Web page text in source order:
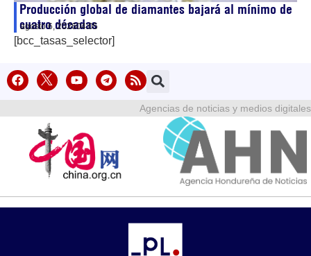
Producción global de diamantes bajará al mínimo de
cuatro décadas
agosto 6, 202604:05
[bcc_tasas_selector]
Agencias de noticias y medios digitales